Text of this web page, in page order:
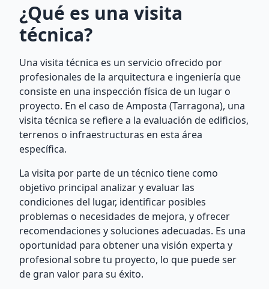
¿Qué es una visita
técnica?
Una visita técnica es un servicio ofrecido por
profesionales de la arquitectura e ingeniería que
consiste en una inspección física de un lugar o
proyecto. En el caso de Amposta (Tarragona), una
visita técnica se refiere a la evaluación de edificios,
terrenos o infraestructuras en esta área
específica.
La visita por parte de un técnico tiene como
objetivo principal analizar y evaluar las
condiciones del lugar, identificar posibles
problemas o necesidades de mejora, y ofrecer
recomendaciones y soluciones adecuadas. Es una
oportunidad para obtener una visión experta y
profesional sobre tu proyecto, lo que puede ser
de gran valor para su éxito.